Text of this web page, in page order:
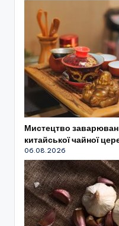
Мистецтво
китайської чайної
06.08.2026